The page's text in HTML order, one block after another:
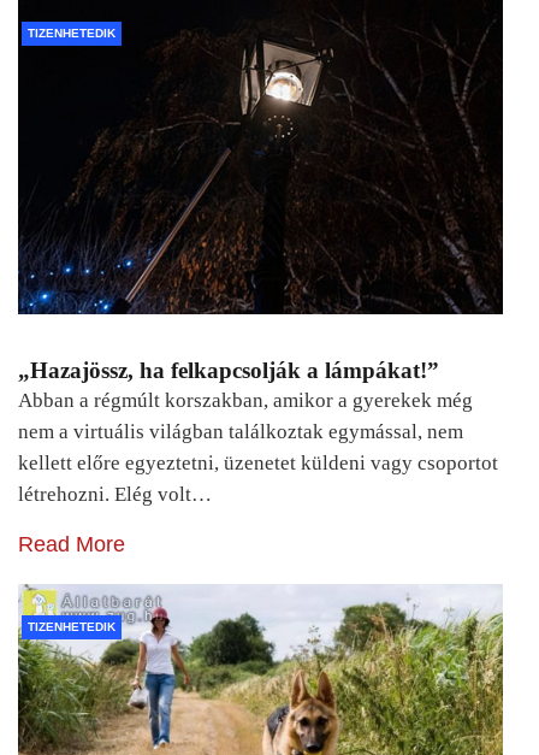
TIZENHETEDIK
„Hazajössz, ha felkapcsolják a lámpákat!”
Abban a régmúlt korszakban, amikor a gyerekek még
nem a virtuális világban találkoztak egymással, nem
kellett előre egyeztetni, üzenetet küldeni vagy csoportot
létrehozni. Elég volt…
Read More
TIZENHETEDIK